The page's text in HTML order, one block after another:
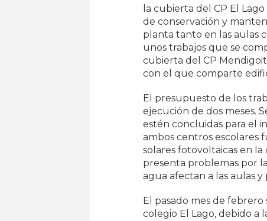
la cubierta del CP El
de conservación y
planta tanto en las aulas
unos trabajos que se
cubierta del CP
con el que comparte
El presupuesto de los
ejecución de dos meses.
estén concluidas para el
ambos centros escolares
solares fotovoltaicas en
presenta problemas por
agua afectan a las aulas
El pasado mes de
colegio El Lago, debido a